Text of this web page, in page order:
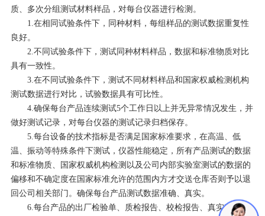
质、多次分组测试材料样品，对每台仪器进行检测。
1.在相同试验条件下，同种材料，每组样品的测试数据重复性
良好。
2.不同试验条件下，测试同种材料样品，数据和标准物质对比
具有一致性。
3.在不同试验条件下，测试不同材料样品和国家权威检测机构
测试数据进行对比，试验数据具有可比性。
4.确保每台产品连续测试5个工作日以上并无异常情况发生，并
做好测试记录，对每台仪器的测试记录归档保存。
5.每台设备的技术指标是否满足国家标准要求，在高温、低
温、振动等特殊条件下测试，仪器性能稳定，所有产品测试的数据
和标准物质、国家权威机构检测以及公司内部实验室测试的数据的
偏移和不确定度在国家标准允许的范围内方才交送仓库否则予以退
回公司相关部门。确保每台产品测试数据准确、真实。
6.每台产品的出厂检验单、质检报告、校检报告、真实有效，